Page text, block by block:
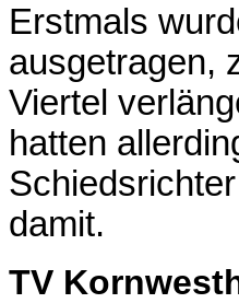
Erstmals
ausgetragen,
Viertel
hatten
damit.
TV